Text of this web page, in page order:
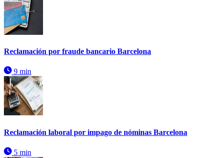
Reclamación por fraude bancario Barcelona
9 min
Reclamación laboral por impago de nóminas Barcelona
5 min